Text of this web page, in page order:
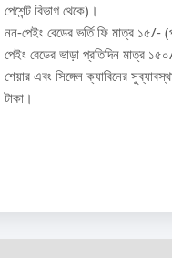
পেশেন্ট বিভাগ থেকে)।
নন-পেইং বেডের ভর্তি ফি মাত্র ১৫/-
পেইং বেডের ভাড়া প্রতিদিন মাত্র
শেয়ার এবং সিঙ্গেল ক্যাবিনের
টাকা।